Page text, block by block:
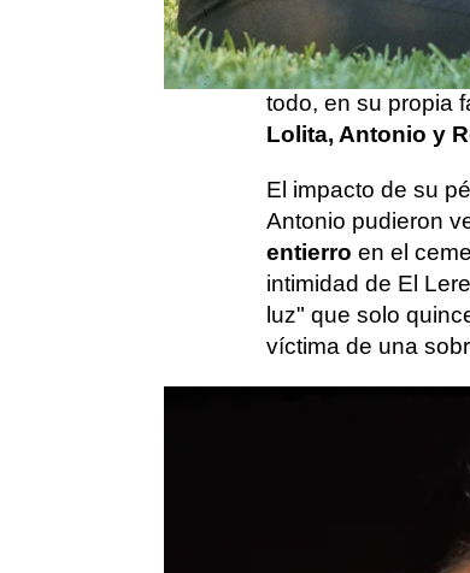
Lola Flores
contra el que
cantante dejaba
todo, en su propia
Lolita, Antonio y
El impacto de su
Antonio pudieron
entierro en el
intimidad de El
luz" que solo
víctima de una